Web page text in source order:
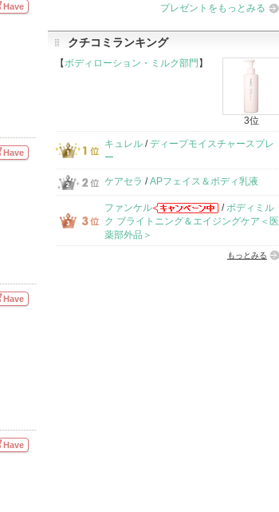
Have
Have
Have
Have
プレゼントをもっとみる
クチコミランキング
【ボディローション・ミルク部門 】
3位
キュレル /ディープモイスチャースプレ
ー
ケアセラ /APフェイス＆ボディ乳液
ファンケル /ボディミル
ク ブライトニング＆エイジングケア＜医
薬部外品＞
もっとみる